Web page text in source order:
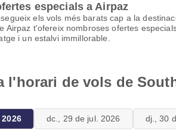
especials a Airpaz
els vols més barats cap a la
Airpaz t'ofereix nombroses ofertes
i un estalvi immillorable.
l'horari de vols de
dc., 29 de jul. 2026 dj., 30